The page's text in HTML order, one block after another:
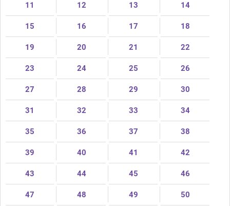
11 12 13 14
15 16 17 18
19 20 21 22
23 24 25 26
27 28 29 30
31 32 33 34
35 36 37 38
39 40 41 42
43 44 45 46
47 48 49 50